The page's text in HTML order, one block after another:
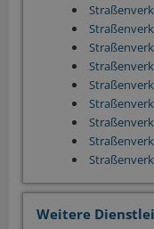
Weitere